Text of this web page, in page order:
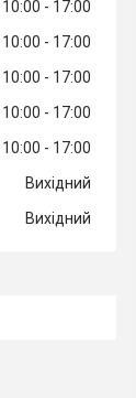
10:00
17:00
10:00
17:00
10:00
17:00
10:00
17:00
10:00
17:00
Вихідний
Вихідний